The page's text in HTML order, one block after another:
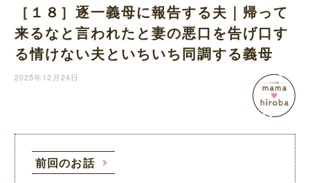
［１８］逐一義母に報告する夫｜帰って
来るなと言われたと妻の悪口を告げ口す
る情けない夫といちいち同調する義母
2025年12月24日
前回のお話